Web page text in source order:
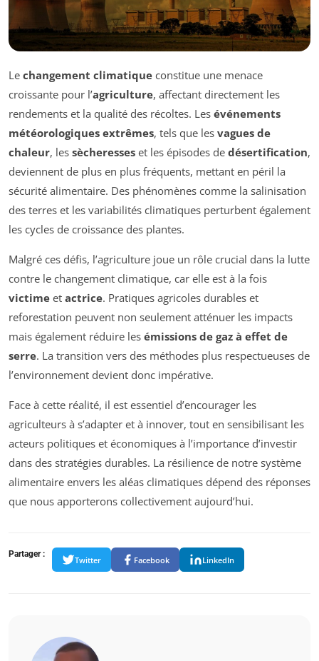
Le changement climatique constitue une menace
croissante pour l’agriculture, affectant directement les
rendements et la qualité des récoltes. Les événements
météorologiques extrêmes, tels que les vagues de
chaleur, les sècheresses et les épisodes de désertification,
deviennent de plus en plus fréquents, mettant en péril la
sécurité alimentaire. Des phénomènes comme la salinisation
des terres et les variabilités climatiques perturbent également
les cycles de croissance des plantes.
Malgré ces défis, l’agriculture joue un rôle crucial dans la lutte
contre le changement climatique, car elle est à la fois
victime et actrice. Pratiques agricoles durables et
reforestation peuvent non seulement atténuer les impacts
mais également réduire les émissions de gaz à effet de
serre. La transition vers des méthodes plus respectueuses de
l’environnement devient donc impérative.
Face à cette réalité, il est essentiel d’encourager les
agriculteurs à s’adapter et à innover, tout en sensibilisant les
acteurs politiques et économiques à l’importance d’investir
dans des stratégies durables. La résilience de notre système
alimentaire envers les aléas climatiques dépend des réponses
que nous apporterons collectivement aujourd’hui.
Partager :
Twitter Facebook LinkedIn